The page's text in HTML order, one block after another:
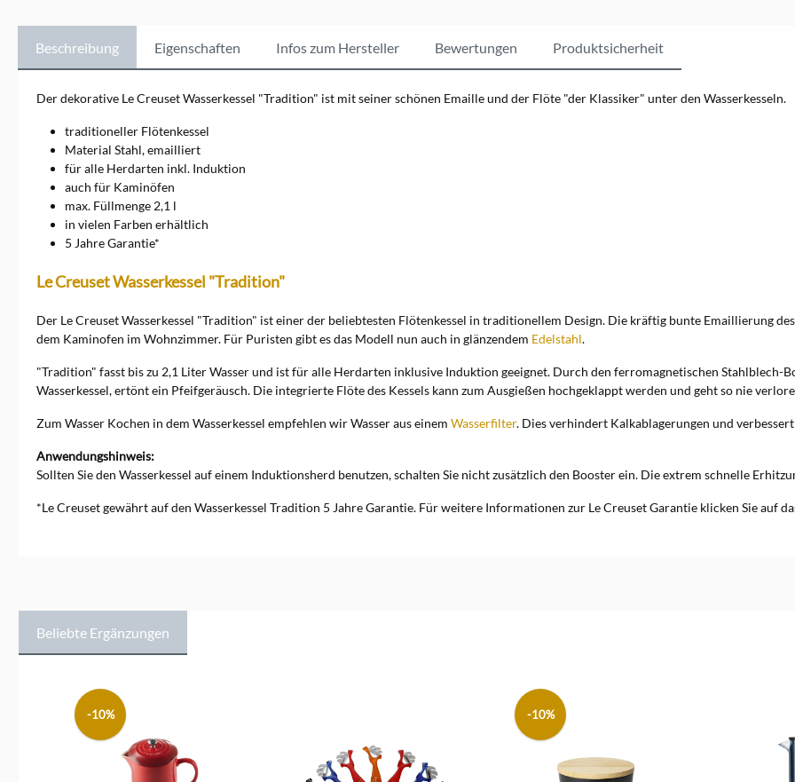
Jahrzehnten bekannt.
Zusätzlich bietet Le Creuset
sehr gute Töpfe aus Edelstahl
und Aluminium, Küchen-
Keramik und Kochutensilien
an. Sie alle erfüllen besonders
Beschreibung Eigenschaften Infos zum Hersteller Bewertungen Produktsicherheit
Der dekorative Le Creuset Wasserkessel "Tradition" ist mit seiner schönen Emaille und der Flöte "der Klassiker" unter den Wasserkesseln.
traditioneller Flötenkessel
Material Stahl, emailliert
für alle Herdarten inkl. Induktion
auch für Kaminöfen
max. Füllmenge 2,1 l
in vielen Farben erhältlich
5 Jahre Garantie*
Le Creuset Wasserkessel "Tradition"
Der Le Creuset Wasserkessel "Tradition" ist einer der beliebtesten Flötenkessel in traditionellem Design. Die kräftig bunte Emaillierung
dem Kaminofen im Wohnzimmer. Für Puristen gibt es das Modell nun auch in glänzendem Edelstahl.
"Tradition" fasst bis zu 2,1 Liter Wasser und ist für alle Herdarten inklusive Induktion geeignet. Durch den ferromagnetischen Stahlblech-
Wasserkessel, ertönt ein Pfeifgeräusch. Die integrierte Flöte des Kessels kann zum Ausgießen hochgeklappt werden und geht so nie
Zum Wasser Kochen in dem Wasserkessel empfehlen wir Wasser aus einem Wasserfilter. Dies verhindert Kalkablagerungen und
Anwendungshinweis:
Sollten Sie den Wasserkessel auf einem Induktionsherd benutzen, schalten Sie nicht zusätzlich den Booster ein. Die extrem schnelle
*Le Creuset gewährt auf den Wasserkessel Tradition 5 Jahre Garantie. Für weitere Informationen zur Le Creuset Garantie klicken Sie auf
Beliebte Ergänzungen
-10% -10%